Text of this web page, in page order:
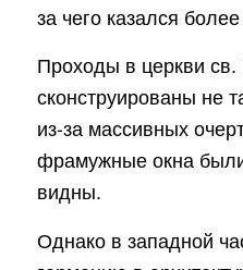
за чего казался
Проходы в церкви
сконструированы не
из-за массивных
фрамужные окна
видны.
Однако в западной